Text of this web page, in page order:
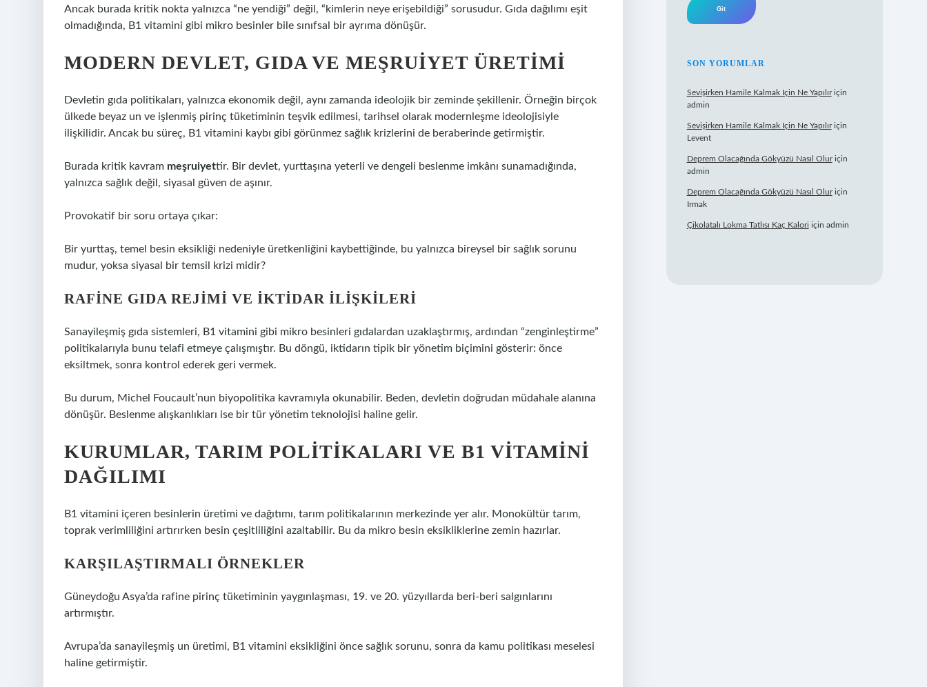
Ancak burada kritik nokta yalnızca “ne yendiği” değil, “kimlerin neye erişebildiği” sorusudur. Gıda dağılımı eşit
olmadığında, B1 vitamini gibi mikro besinler bile sınıfsal bir ayrıma dönüşür.
MODERN DEVLET, GIDA VE MEŞRUIYET ÜRETIMI
Devletin gıda politikaları, yalnızca ekonomik değil, aynı zamanda ideolojik bir zeminde şekillenir. Örneğin birçok
ülkede beyaz un ve işlenmiş pirinç tüketiminin teşvik edilmesi, tarihsel olarak modernleşme ideolojisiyle
ilişkilidir. Ancak bu süreç, B1 vitamini kaybı gibi görünmez sağlık krizlerini de beraberinde getirmiştir.
Burada kritik kavram meşruiyettir. Bir devlet, yurttaşına yeterli ve dengeli beslenme imkânı sunamadığında,
yalnızca sağlık değil, siyasal güven de aşınır.
Provokatif bir soru ortaya çıkar:
Bir yurttaş, temel besin eksikliği nedeniyle üretkenliğini kaybettiğinde, bu yalnızca bireysel bir sağlık sorunu
mudur, yoksa siyasal bir temsil krizi midir?
RAFINE GIDA REJIMI VE IKTIDAR ILIŞKILERI
Sanayileşmiş gıda sistemleri, B1 vitamini gibi mikro besinleri gıdalardan uzaklaştırmış, ardından “zenginleştirme”
politikalarıyla bunu telafi etmeye çalışmıştır. Bu döngü, iktidarın tipik bir yönetim biçimini gösterir: önce
eksiltmek, sonra kontrol ederek geri vermek.
Bu durum, Michel Foucault’nun biyopolitika kavramıyla okunabilir. Beden, devletin doğrudan müdahale alanına
dönüşür. Beslenme alışkanlıkları ise bir tür yönetim teknolojisi haline gelir.
KURUMLAR, TARIM POLITIKALARI VE B1 VITAMINI
DAĞILIMI
B1 vitamini içeren besinlerin üretimi ve dağıtımı, tarım politikalarının merkezinde yer alır. Monokültür tarım,
toprak verimliliğini artırırken besin çeşitliliğini azaltabilir. Bu da mikro besin eksikliklerine zemin hazırlar.
KARŞILAŞTIRMALI ÖRNEKLER
Güneydoğu Asya’da rafine pirinç tüketiminin yaygınlaşması, 19. ve 20. yüzyıllarda beri-beri salgınlarını
artırmıştır.
Avrupa’da sanayileşmiş un üretimi, B1 vitamini eksikliğini önce sağlık sorunu, sonra da kamu politikası meselesi
haline getirmiştir.
SON YORUMLAR
Sevişirken Hamile Kalmak Için Ne Yapılıriçin
admin
Sevişirken Hamile Kalmak Için Ne Yapılıriçin
Levent
Deprem Olacağında Gökyüzü Nasıl Oluriçin
admin
Deprem Olacağında Gökyüzü Nasıl Oluriçin
Irmak
Çikolatalı Lokma Tatlısı Kaç Kalori için admin